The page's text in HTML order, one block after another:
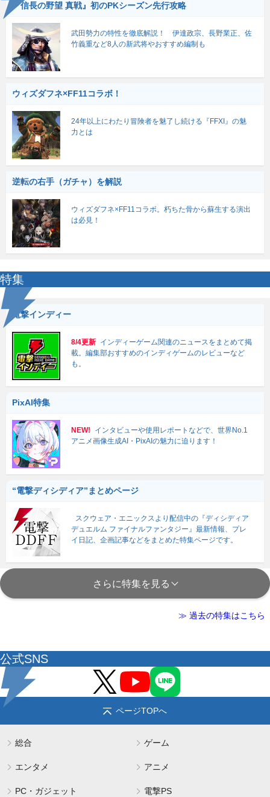
『信長の野望 真戦』初のPKシーズン先行攻略
武田勢力の特性を徹底解説！ 伊達政宗、長野業正、佐
竹義重など8人の新武将やおすすめ編制も
ウィズダフネ×FF11コラボ！
24年以上にわたり冒険者を魅了し続ける『FFXI』の魅
力とは
逆転の右手（ガチャ）を解説
ウィズダフネ×FF11コラボ。朽ちた骨から蘇生する演出
は必見！
特集
電撃インディー
8/4更新 インディーゲーム関連のニュースをまとめて掲
載。編集部おすすめのインディゲームのレビューなど
も。
PixAI特集
NEW!
インタビューや使用レポートなどで、世界No.1
アニメ画像生成AI・PixAIの魅力に迫ります！
“電撃ディシディア”まとめページ
スクウェア・エニックスより配信中の『ディシディア
デュエルム ファイナルファンタジー』最新情報、プレ
イ日記、企画記事などをまとめた特集ページです。
さらに特集を見る
≫ 過去の特集はこちら
公式SNS
ページTOPへ
総合 ゲーム
エンタメ アニメ
PC・ガジェット 電撃PS